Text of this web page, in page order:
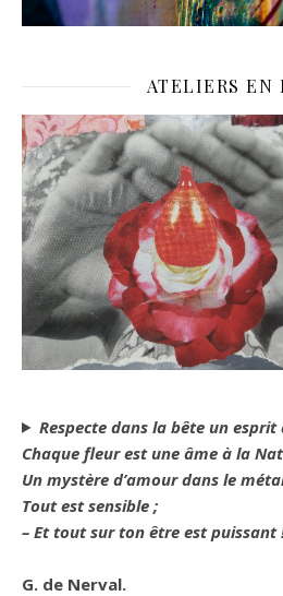
ATELIERS EN
Respecte dans la bête un
Chaque fleur est une âme à la
Un mystère d’amour dans le
Tout est sensible ;
– Et tout sur ton être est puissant
G. de Nerval.